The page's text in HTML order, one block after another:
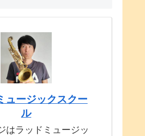
ュージックスクー
ル
はラッドミュージッ